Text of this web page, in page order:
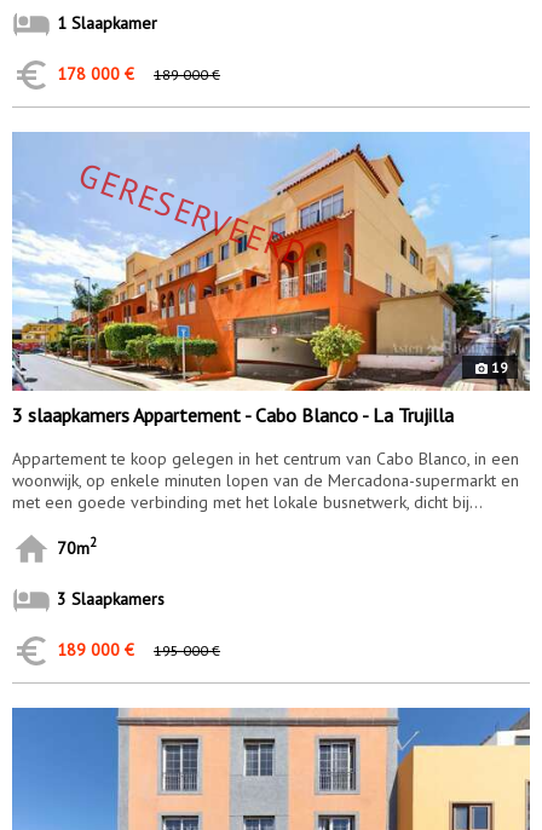
1 Slaapkamer
178 000 € 189 000 €
GERESERVEERD
19
3 slaapkamers Appartement - Cabo Blanco - La Trujilla
Appartement te koop gelegen in het centrum van Cabo Blanco, in een
woonwijk, op enkele minuten lopen van de Mercadona-supermarkt en
met een goede verbinding met het lokale busnetwerk, dicht bij...
70m2
3 Slaapkamers
189 000 € 195 000 €